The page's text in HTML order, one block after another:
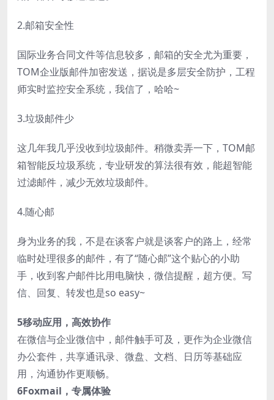
2.邮箱安全性
国际业务合同文件等信息较多，邮箱的安全尤为重要，
TOM企业版邮件加密发送，据说是多层安全防护，工程
师实时监控安全系统，我信了，哈哈~
3.垃圾邮件少
这几年我几乎没收到垃圾邮件。稍微卖弄一下，TOM邮
箱智能反垃圾系统，专业研发的算法很有效，能超智能
过滤邮件，减少无效垃圾邮件。
4.随心邮
身为业务的我，不是在谈客户就是谈客户的路上，经常
临时处理很多的邮件，有了“随心邮”这个贴心的小助
手，收到客户邮件比用电脑快，微信提醒，超方便。写
信、回复、转发也是so easy~
5移动应用，高效协作
在微信与企业微信中，邮件触手可及，更作为企业微信
办公套件，共享通讯录、微盘、文档、日历等基础应
用，沟通协作更顺畅。
6Foxmail，专属体验